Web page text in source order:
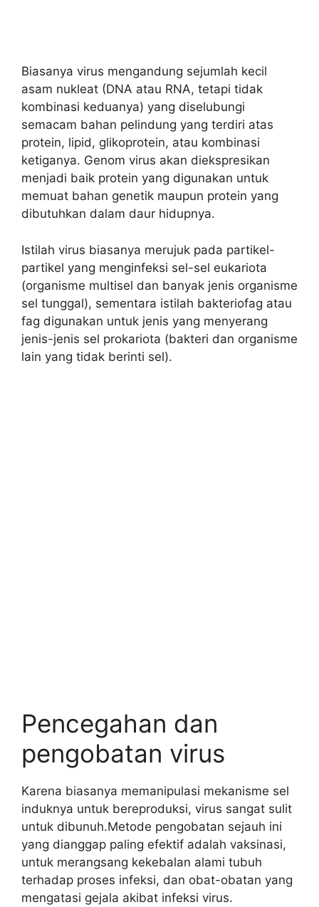
Biasanya virus mengandung sejumlah kecil
asam nukleat (DNA atau RNA, tetapi tidak
kombinasi keduanya) yang diselubungi
semacam bahan pelindung yang terdiri atas
protein, lipid, glikoprotein, atau kombinasi
ketiganya. Genom virus akan diekspresikan
menjadi baik protein yang digunakan untuk
memuat bahan genetik maupun protein yang
dibutuhkan dalam daur hidupnya.
Istilah virus biasanya merujuk pada partikel-
partikel yang menginfeksi sel-sel eukariota
(organisme multisel dan banyak jenis organisme
sel tunggal), sementara istilah bakteriofag atau
fag digunakan untuk jenis yang menyerang
jenis-jenis sel prokariota (bakteri dan organisme
lain yang tidak berinti sel).
Pencegahan dan
pengobatan virus
Karena biasanya memanipulasi mekanisme sel
induknya untuk bereproduksi, virus sangat sulit
untuk dibunuh.Metode pengobatan sejauh ini
yang dianggap paling efektif adalah vaksinasi,
untuk merangsang kekebalan alami tubuh
terhadap proses infeksi, dan obat-obatan yang
mengatasi gejala akibat infeksi virus.